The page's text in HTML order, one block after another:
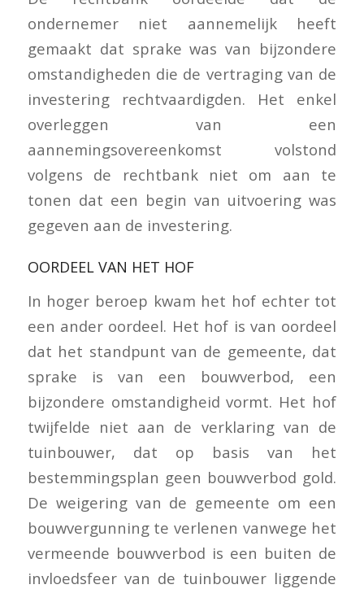
ondernemer niet aannemelijk heeft
gemaakt dat sprake was van bijzondere
omstandigheden die de vertraging van de
investering rechtvaardigden. Het enkel
overleggen van een
aannemingsovereenkomst volstond
volgens de rechtbank niet om aan te
tonen dat een begin van uitvoering was
gegeven aan de investering.
OORDEEL VAN HET HOF
In hoger beroep kwam het hof echter tot
een ander oordeel. Het hof is van oordeel
dat het standpunt van de gemeente, dat
sprake is van een bouwverbod, een
bijzondere omstandigheid vormt. Het hof
twijfelde niet aan de verklaring van de
tuinbouwer, dat op basis van het
bestemmingsplan geen bouwverbod gold.
De weigering van de gemeente om een
bouwvergunning te verlenen vanwege het
vermeende bouwverbod is een buiten de
invloedsfeer van de tuinbouwer liggende